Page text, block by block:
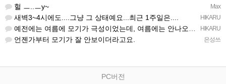
Max
헐 ㅡ..ㅡy~
HIKARU
새벽3~4시에도....그냥 그 상태예요...최근 1주일은....
HIKARU
예전에는 여름에 모기가 극성이었는데, 여름에는 안나오는 것 같은.....ㅎ ㅎ)
은성쓰
언젠가부터 모기가 잘 안보이더라고요.
PC버전